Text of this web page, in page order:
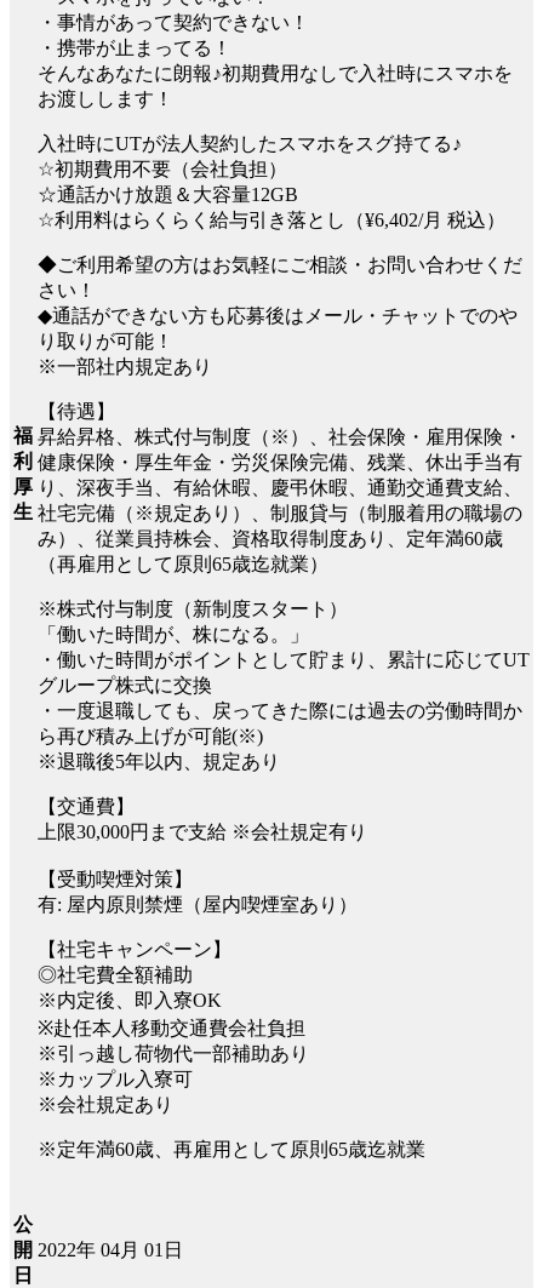
福
利
厚
生
・事情があって契約できない！
・携帯が止まってる！
そんなあなたに朗報♪初期費用なしで入社時にスマホを
お渡しします！
入社時にUTが法人契約したスマホをスグ持てる♪
☆初期費用不要（会社負担）
☆通話かけ放題＆大容量12GB
☆利用料はらくらく給与引き落とし（¥6,402/月 税込）
◆ご利用希望の方はお気軽にご相談・お問い合わせくだ
さい！
◆通話ができない方も応募後はメール・チャットでのや
り取りが可能！
※一部社内規定あり
【待遇】
昇給昇格、株式付与制度（※）、社会保険・雇用保険・
健康保険・厚生年金・労災保険完備、残業、休出手当有
り、深夜手当、有給休暇、慶弔休暇、通勤交通費支給、
社宅完備（※規定あり）、制服貸与（制服着用の職場の
み）、従業員持株会、資格取得制度あり、定年満60歳
（再雇用として原則65歳迄就業）
※株式付与制度（新制度スタート）
「働いた時間が、株になる。」
・働いた時間がポイントとして貯まり、累計に応じてUT
グループ株式に交換
・一度退職しても、戻ってきた際には過去の労働時間か
ら再び積み上げが可能(※)
※退職後5年以内、規定あり
【交通費】
上限30,000円まで支給 ※会社規定有り
【受動喫煙対策】
有: 屋内原則禁煙（屋内喫煙室あり）
【社宅キャンペーン】
◎社宅費全額補助
※内定後、即入寮OK
※赴任本人移動交通費会社負担
※引っ越し荷物代一部補助あり
※カップル入寮可
※会社規定あり
※定年満60歳、再雇用として原則65歳迄就業
公
開
日
2022年 04月 01日